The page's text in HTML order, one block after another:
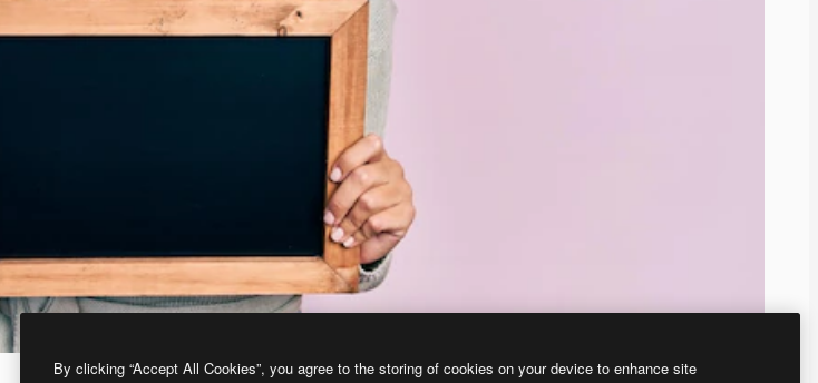
By clicking “Accept All Cookies”, you agree to the storing of cookies on your device to enhance site